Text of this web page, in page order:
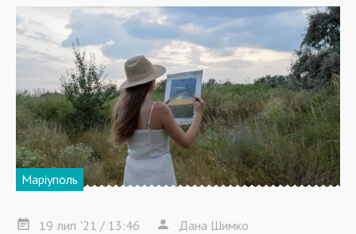
Маріуполь
19 лип '21 / 13:46 Дана Шимко